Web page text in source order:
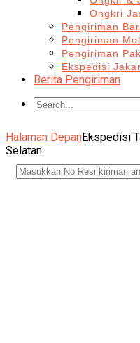
Ongkri
Pengiriman
Pengiriman
Pengiriman
Ekspedisi
Berita Pengiriman
Halaman DepanEkspedisi
Selatan